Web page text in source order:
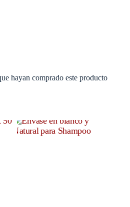
hayan comprado este producto